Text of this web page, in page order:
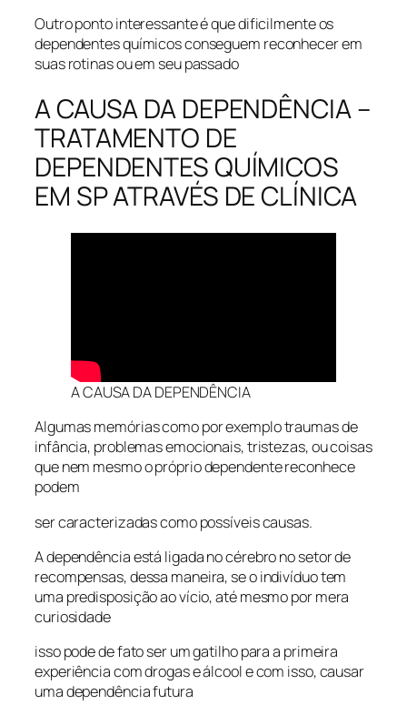
Outro ponto interessante é que dificilmente os
dependentes químicos conseguem reconhecer em
suas rotinas ou em seu passado
A CAUSA DA DEPENDÊNCIA –
TRATAMENTO DE
DEPENDENTES QUÍMICOS
EM SP ATRAVÉS DE CLÍNICA
A CAUSA DA DEPENDÊNCIA
Algumas memórias como por exemplo traumas de
infância, problemas emocionais, tristezas, ou coisas
que nem mesmo o próprio dependente reconhece
podem
ser caracterizadas como possíveis causas.
A dependência está ligada no cérebro no setor de
recompensas, dessa maneira, se o indivíduo tem
uma predisposição ao vício, até mesmo por mera
curiosidade
isso pode de fato ser um gatilho para a primeira
experiência com drogas e álcool e com isso, causar
uma dependência futura